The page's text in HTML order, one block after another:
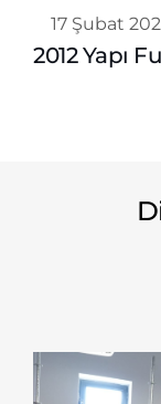
17 Şubat
2012 Yapı